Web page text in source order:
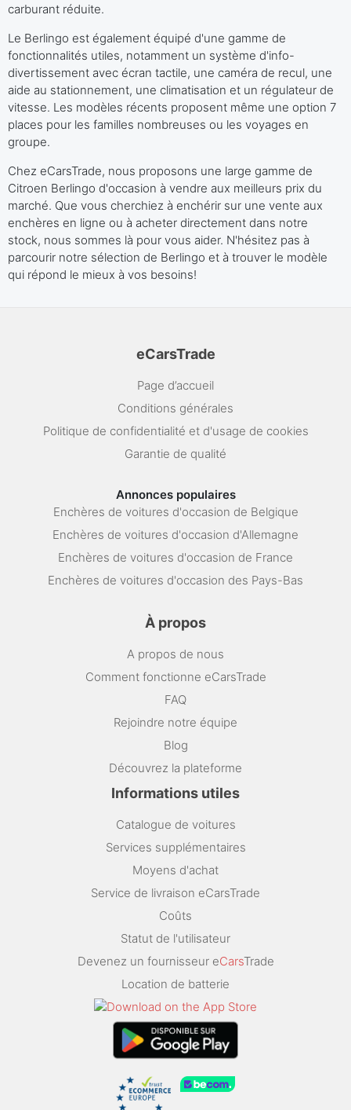
carburant réduite.
Le Berlingo est également équipé d'une gamme de
fonctionnalités utiles, notamment un système d'info-
divertissement avec écran tactile, une caméra de recul, une
aide au stationnement, une climatisation et un régulateur de
vitesse. Les modèles récents proposent même une option 7
places pour les familles nombreuses ou les voyages en
groupe.
Chez eCarsTrade, nous proposons une large gamme de
Citroen Berlingo d'occasion à vendre aux meilleurs prix du
marché. Que vous cherchiez à enchérir sur une vente aux
enchères en ligne ou à acheter directement dans notre
stock, nous sommes là pour vous aider. N'hésitez pas à
parcourir notre sélection de Berlingo et à trouver le modèle
qui répond le mieux à vos besoins!
eCarsTrade
Page d’accueil
Conditions générales
Politique de confidentialité et d'usage de cookies
Garantie de qualité
Annonces populaires
Enchères de voitures d'occasion de Belgique
Enchères de voitures d'occasion d'Allemagne
Enchères de voitures d'occasion de France
Enchères de voitures d'occasion des Pays-Bas
À propos
A propos de nous
Comment fonctionne eCarsTrade
FAQ
Rejoindre notre équipe
Blog
Découvrez la plateforme
Informations utiles
Catalogue de voitures
Services supplémentaires
Moyens d'achat
Service de livraison eCarsTrade
Coûts
Statut de l'utilisateur
Devenez un fournisseur eCarsTrade
Location de batterie